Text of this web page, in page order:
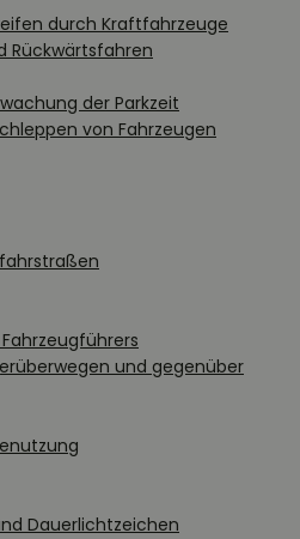
durch Kraftfahrzeuge
Rückwärtsfahren
der Parkzeit
von Fahrzeugen
und gegenüber
Dauerlichtzeichen